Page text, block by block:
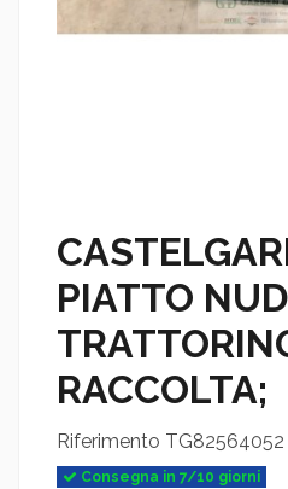
PIATTO
RACCOLTA;
Riferimento TG82564052
Consegna in 7/10 giorni